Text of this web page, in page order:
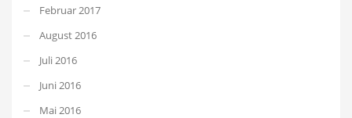
Februar 2017
August 2016
Juli 2016
Juni 2016
Mai 2016